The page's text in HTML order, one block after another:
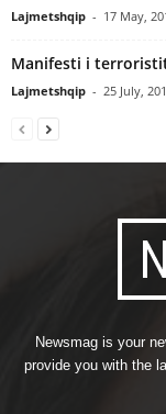
Lajmetshqip - 17 May,
Manifesti i
Lajmetshqip - 25 July,
Newsmag is your
provide you with the